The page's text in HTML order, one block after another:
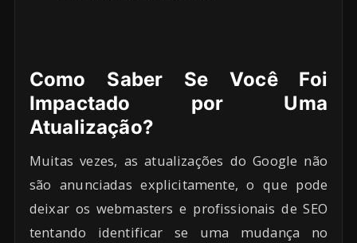
Como Saber Se Você Foi
Impactado por Uma
Atualização?
Muitas vezes, as atualizações do Google não
são anunciadas explicitamente, o que pode
deixar os webmasters e profissionais de SEO
tentando identificar se uma mudança no